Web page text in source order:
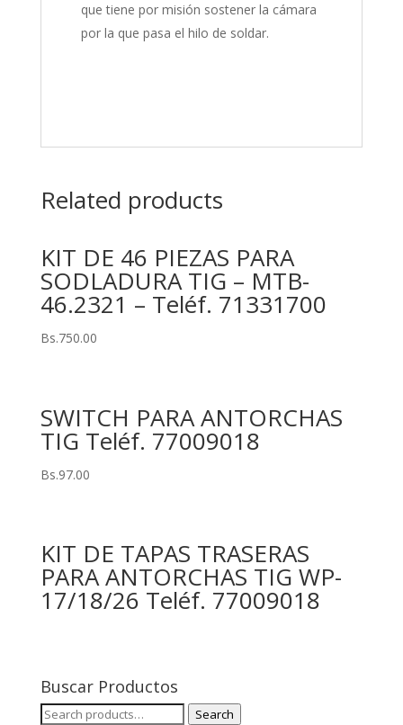
que tiene por misión sostener la cámara
por la que pasa el hilo de soldar.
Related products
KIT DE 46 PIEZAS PARA
SODLADURA TIG – MTB-
46.2321 – Teléf. 71331700
Bs.750.00
SWITCH PARA ANTORCHAS
TIG Teléf. 77009018
Bs.97.00
KIT DE TAPAS TRASERAS
PARA ANTORCHAS TIG WP-
17/18/26 Teléf. 77009018
Buscar Productos
Search
Search